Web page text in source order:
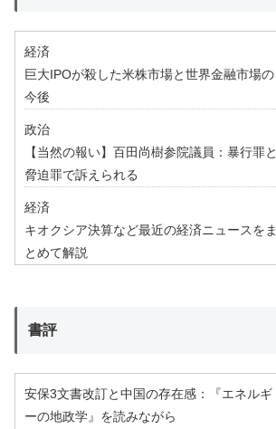
経済
巨大IPOが殺した米株市場と世界金融市場の
今後
政治
【当然の報い】百田尚樹参院議員：暴行罪と
脅迫罪で訴えられる
経済
キオクシア決算など最近の経済ニュースをま
とめて解説
書評
安保3文書改訂と中国の存在感：『エネルギ
ーの地政学』を読みながら